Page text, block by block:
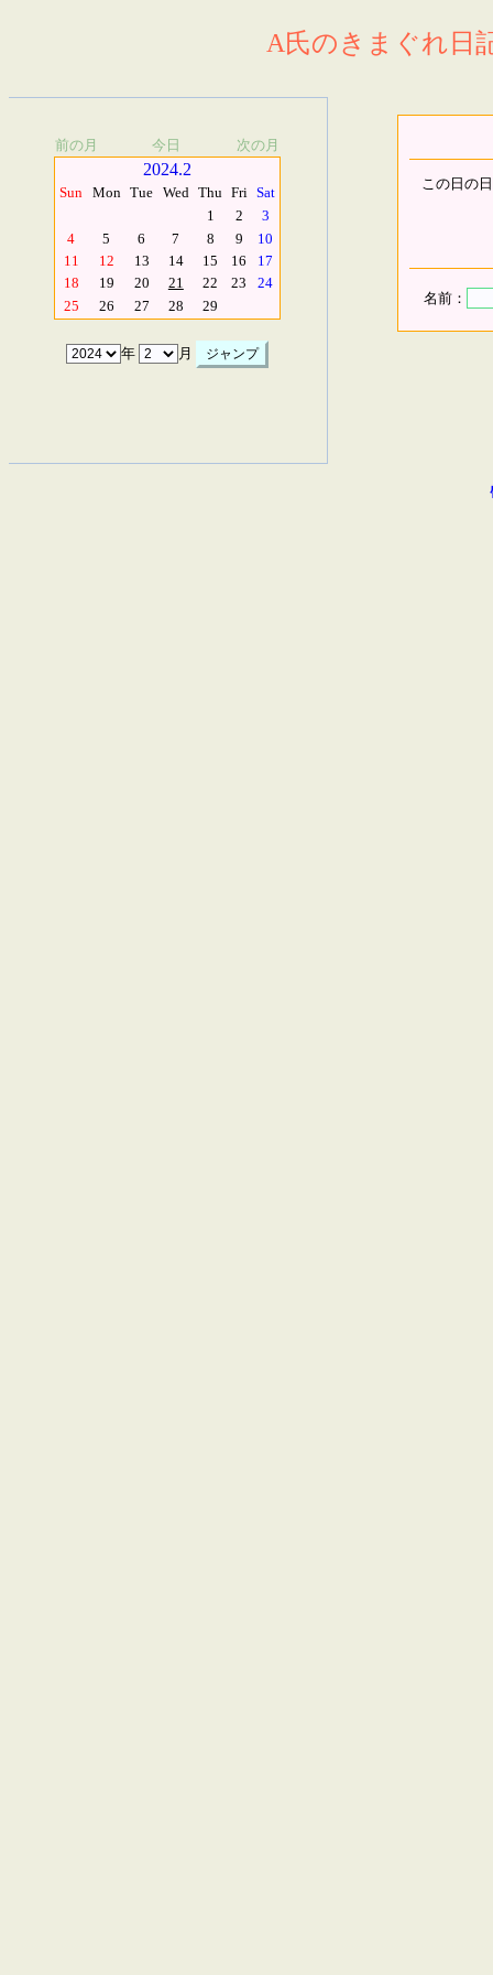
A氏のきまぐれ日
前の月 今日 次の月
2024.2
Sun Mon Tue Wed Thu Fri Sat
1
2
3
4
5 6 7 8 9
10
11
12 13 14 15 16
17
18
19 20 21 22 23
24
25
26 27 28 29
年 月
この日の
名前：